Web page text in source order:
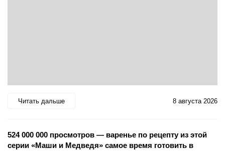
Читать дальше 8 августа 2026
524 000 000 просмотров — варенье по рецепту из этой
серии «Маши и Медведя» самое время готовить в